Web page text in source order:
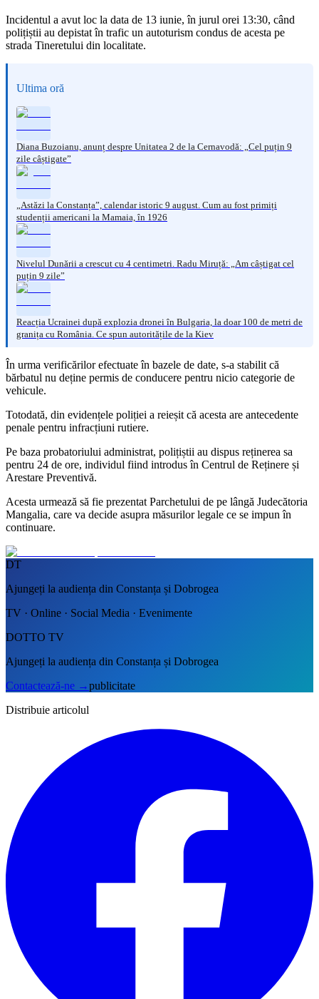
Incidentul a avut loc la data de 13 iunie, în jurul orei 13:30, când
polițiștii au depistat în trafic un autoturism condus de acesta pe
strada Tineretului din localitate.
Ultima oră
Diana Buzoianu, anunț despre Unitatea 2 de la Cernavodă: „Cel puțin 9
zile câștigate”
„Astăzi la Constanța”, calendar istoric 9 august. Cum au fost primiți
studenții americani la Mamaia, în 1926
Nivelul Dunării a crescut cu 4 centimetri. Radu Miruță: „Am câștigat cel
puțin 9 zile”
Reacția Ucrainei după explozia dronei în Bulgaria, la doar 100 de metri de
granița cu România. Ce spun autoritățile de la Kiev
În urma verificărilor efectuate în bazele de date, s-a stabilit că
bărbatul nu deține permis de conducere pentru nicio categorie de
vehicule.
Totodată, din evidențele poliției a reieșit că acesta are antecedente
penale pentru infracțiuni rutiere.
Pe baza probatoriului administrat, polițiștii au dispus reținerea sa
pentru 24 de ore, individul fiind introdus în Centrul de Reținere și
Arestare Preventivă.
Acesta urmează să fie prezentat Parchetului de pe lângă Judecătoria
Mangalia, care va decide asupra măsurilor legale ce se impun în
continuare.
DT
Ajungeți la audiența din Constanța și Dobrogea
TV · Online · Social Media · Evenimente
DOTTO TV
Ajungeți la audiența din Constanța și Dobrogea
Contactează-ne →publicitate
Distribuie articolul